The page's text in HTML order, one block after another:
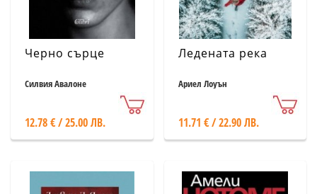
Черно сърце
Силвия Авалоне
12.78 € / 25.00 ЛВ.
Ледената река
Ариел Лоуън
11.71 € / 22.90 ЛВ.